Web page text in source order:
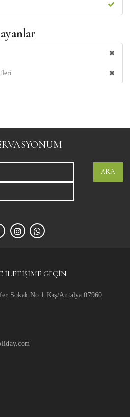
ARA
İLETIŞIME GEÇIN
Sokak No:1 Kaş/Antalya 07960